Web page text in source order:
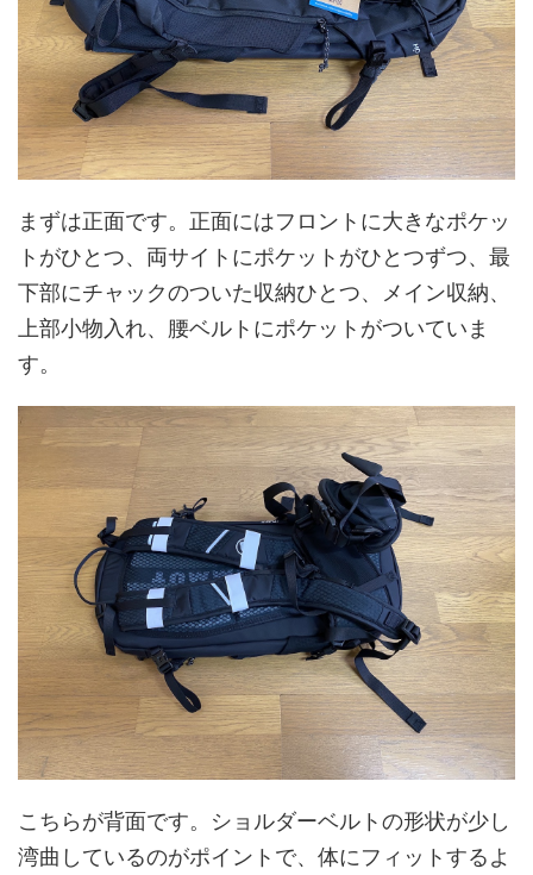
まずは正面です。正面にはフロントに大きなポケッ
トがひとつ、両サイトにポケットがひとつずつ、最
下部にチャックのついた収納ひとつ、メイン収納、
上部小物入れ、腰ベルトにポケットがついていま
す。
こちらが背面です。ショルダーベルトの形状が少し
湾曲しているのがポイントで、体にフィットするよ